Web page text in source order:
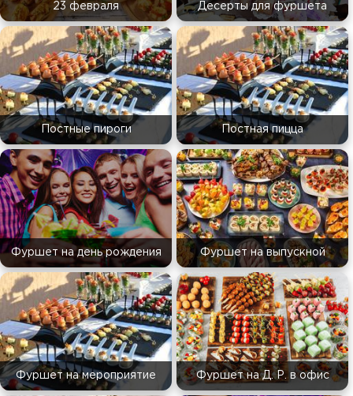
23 февраля Десерты для фуршета
Постные пироги Постная пицца
Фуршет на день рождения Фуршет на выпускной
Фуршет на мероприятие Фуршет на Д. Р. в офис